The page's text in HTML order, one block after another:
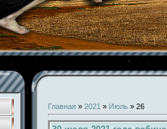
Главная » 2021 » Июль » 26